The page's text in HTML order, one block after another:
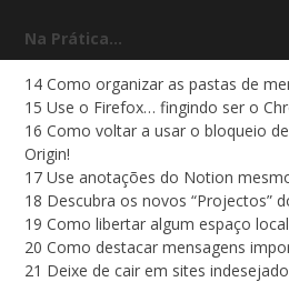
Na Prática…
14 Como organizar as pastas de
15 Use o Firefox… fingindo ser o
16 Como voltar a usar o bloqueio
Origin!
17 Use anotações do Notion
18 Descubra os novos “Projectos”
19 Como libertar algum espaço
20 Como destacar mensagens
21 Deixe de cair em sites